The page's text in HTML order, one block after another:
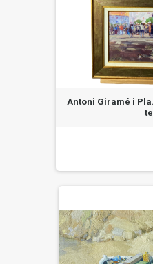
Antoni Giramé i